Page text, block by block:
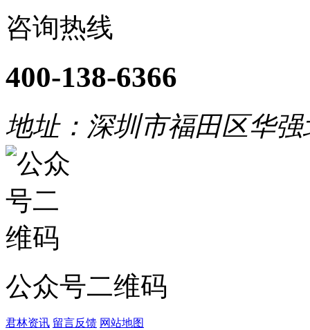
咨询热线
400-138-6366
地址：深圳市福田区华
公众号二维码
君林资讯 留言反馈 网站地图